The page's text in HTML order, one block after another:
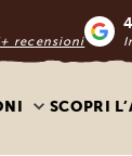
recensioni
SCOPRI